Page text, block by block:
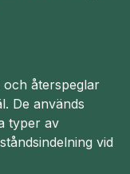
återspeglar
De används
typer av
vid